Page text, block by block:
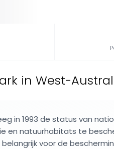
in West-
in 1993 de status van
en natuurhabitats te
belangrijk voor de